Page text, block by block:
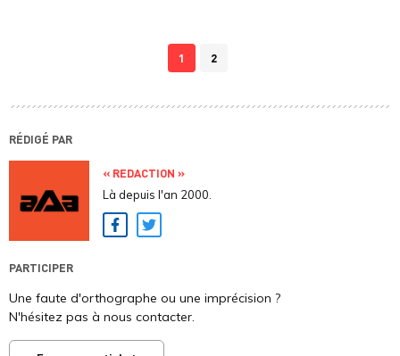
1 2
RÉDIGÉ PAR
« REDACTION »
Là depuis l'an 2000.
Facebook
Twitter
PARTICIPER
Une faute d'orthographe ou une imprécision ?
N'hésitez pas à nous contacter.